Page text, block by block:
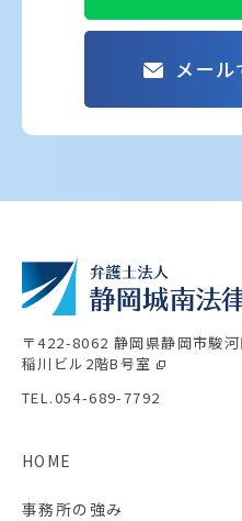
メール
〒422-8062 静岡県静岡市駿
稲川ビル2階B号室
TEL.054-689-7792
HOME
事務所の強み